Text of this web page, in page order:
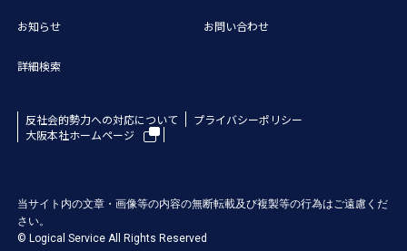
お知らせ
詳細検索
お問い合わせ
反社会的勢力への対応について
プライバシーポリシー
大阪本社ホームページ
当サイト内の文章・画像等の内容の無断転載及び複製等の行為はご遠慮くだ
さい。
© Logical Service All Rights Reserved